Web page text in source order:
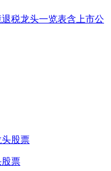
税龙头一览表含上市公
票